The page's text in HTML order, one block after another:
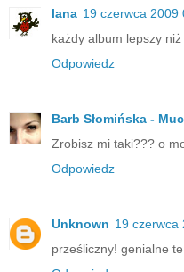
lana 19 czerwca 2009
każdy album lepszy
Odpowiedz
Barb Słomińska -
Zrobisz mi taki??? o
Odpowiedz
Unknown 19 czerwca
prześliczny! genialne